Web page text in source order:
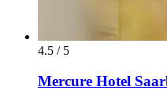
4.5 / 5
Mercure Hotel